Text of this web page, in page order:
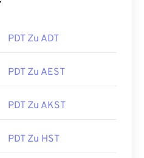
PDT Zu ADT
PDT Zu AEST
PDT Zu AKST
PDT Zu HST